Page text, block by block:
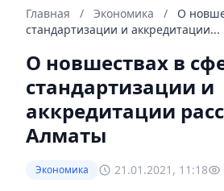
Главная / Экономика /
О
стандартизации и аккредитации...
О новшествах в
стандартизации и
аккредитации
Алматы
Экономика 21.01.2021, 11:18